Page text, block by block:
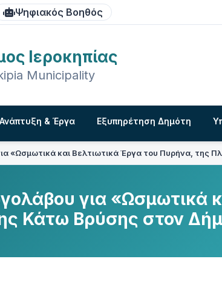
Ψηφιακός Βοηθός
Ιεροκηπίας
Municipality
Ανάπτυξη & Έργα Εξυπηρέτηση Δημότη
«Ωσμωτικά και Βελτιωτικά Έργα του Πυρήνα, της
για «Ωσμωτικά
Κάτω Βρύσης στον